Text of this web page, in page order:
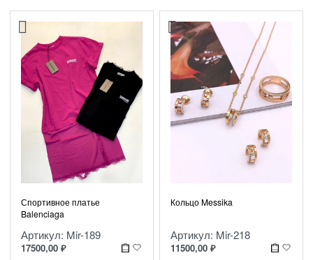
Спортивное платье
Balenciaga
Артикул: Mir-189
17500,00 ₽
Кольцо Messika
Артикул: Mir-218
11500,00 ₽